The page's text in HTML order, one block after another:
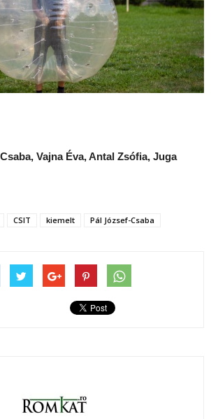
Vajna Éva, Antal Zsófia, Juga
CSIT kiemelt Pál József-Csaba